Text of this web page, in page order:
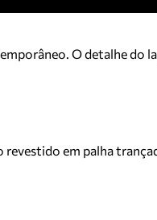
O detalhe do
em palha